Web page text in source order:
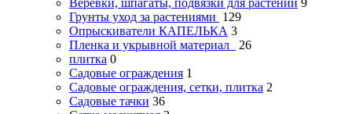
Грунты уход за растениями 129
Опрыскиватели КАПЕЛЬКА 3
Пленка и укрывной материал
26
плитка 0
Садовые ограждения 1
Садовые ограждения, сетки, плитка 2
Садовые тачки 36